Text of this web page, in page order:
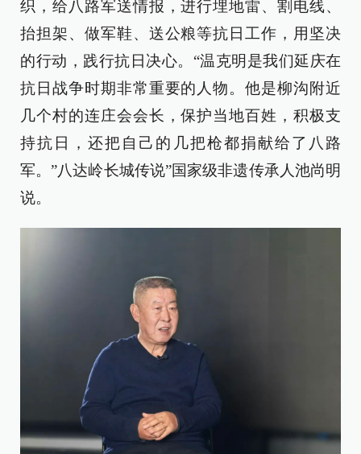
织，给八路军送情报，进行埋地雷、割电线、
抬担架、做军鞋、送公粮等抗日工作，用坚决
的行动，践行抗日决心。“温克明是我们延庆在
抗日战争时期非常重要的人物。他是柳沟附近
几个村的连庄会会长，保护当地百姓，积极支
持抗日，还把自己的几把枪都捐献给了八路
军。”八达岭长城传说”国家级非遗传承人池尚明
说。